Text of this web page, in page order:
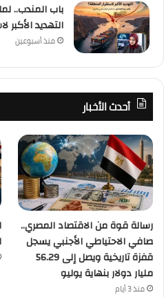
باب المندب..
التهديد الأكبر
منذ أسبوعين
أحدث الأخبار
رسالة قوة من الاقتصاد المصري..
صافي الاحتياطي الأجنبي يسجل
قفزة تاريخية ويصل إلى 56.29
مليار دولار بنهاية يوليو
منذ 3 أيام